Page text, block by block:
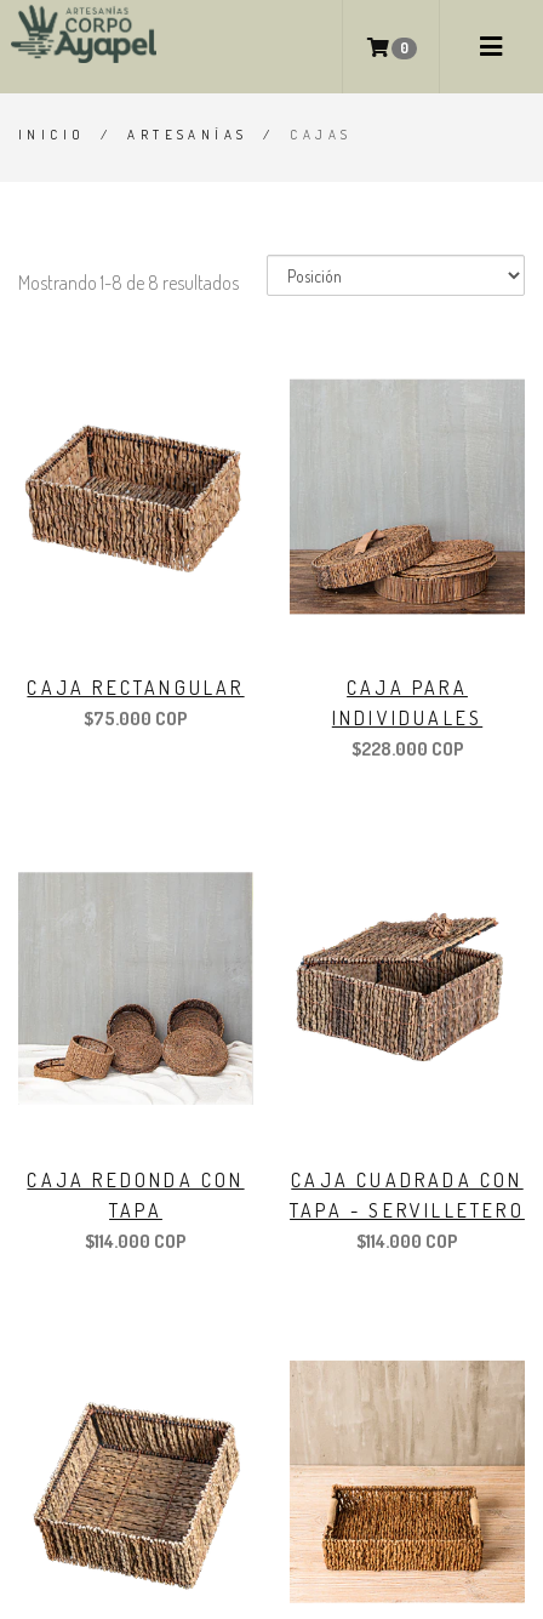
0
CAJAS
INICIO /ARTESANÍAS / CAJAS
Mostrando 1-8 de 8 resultados
CAJA RECTANGULAR
$75.000 COP
CAJA PARA
INDIVIDUALES
$228.000 COP
CAJA REDONDA CON
TAPA
$114.000 COP
CAJA CUADRADA CON
TAPA - SERVILLETERO
$114.000 COP